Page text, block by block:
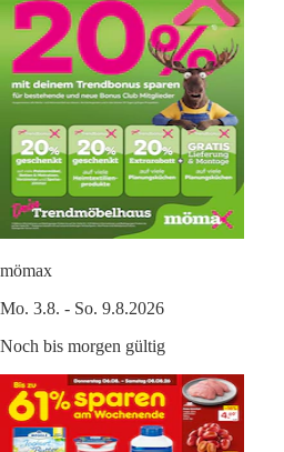
mömax
Mo. 3.8. - So. 9.8.2026
Noch bis morgen gültig